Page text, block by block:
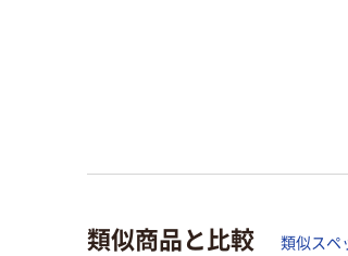
類似商品と比較 類似スペ